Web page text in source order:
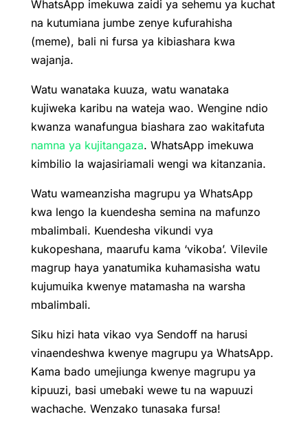
WhatsApp imekuwa zaidi ya sehemu ya kuchat
na kutumiana jumbe zenye kufurahisha
(meme), bali ni fursa ya kibiashara kwa
wajanja.
Watu wanataka kuuza, watu wanataka
kujiweka karibu na wateja wao. Wengine ndio
kwanza wanafungua biashara zao wakitafuta
namna ya kujitangaza. WhatsApp imekuwa
kimbilio la wajasiriamali wengi wa kitanzania.
Watu wameanzisha magrupu ya WhatsApp
kwa lengo la kuendesha semina na mafunzo
mbalimbali. Kuendesha vikundi vya
kukopeshana, maarufu kama ‘vikoba’. Vilevile
magrup haya yanatumika kuhamasisha watu
kujumuika kwenye matamasha na warsha
mbalimbali.
Siku hizi hata vikao vya Sendoff na harusi
vinaendeshwa kwenye magrupu ya WhatsApp.
Kama bado umejiunga kwenye magrupu ya
kipuuzi, basi umebaki wewe tu na wapuuzi
wachache. Wenzako tunasaka fursa!